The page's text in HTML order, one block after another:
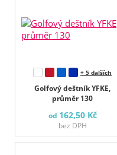
Golfový deštník YFKE,
průměr 130
+ 5 dalších
od 162,50 Kč
bez DPH